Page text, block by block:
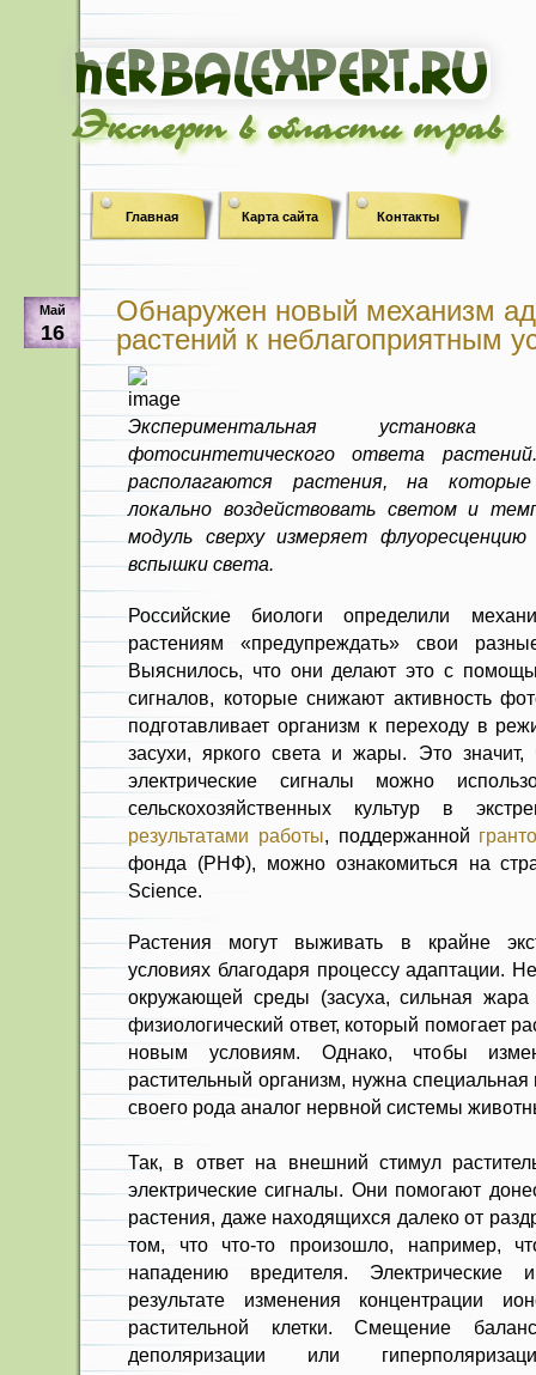
Эксперт в области трав
Главная Карта сайта Контакты
Май
16
Обнаружен новый механизм
растений к неблагоприятным
Экспериментальная установка
фотосинтетического ответа
располагаются растения, на
локально воздействовать светом и
модуль сверху измеряет
вспышки света.
Российские биологи определили
растениям «предупреждать» свои
Выяснилось, что они делают это с
сигналов, которые снижают активность
подготавливает организм к переходу в
засухи, яркого света и жары. Это значит,
электрические сигналы можно
сельскохозяйственных культур в
результатами работы, поддержанной
фонда (РНФ), можно ознакомиться на
Science.
Растения могут выживать в крайне
условиях благодаря процессу адаптации.
окружающей среды (засуха, сильная жара
физиологический ответ, который помогает
новым условиям. Однако, чтобы
растительный организм, нужна
своего рода аналог нервной системы
Так, в ответ на внешний стимул
электрические сигналы. Они помогают
растения, даже находящихся далеко от
том, что что-то произошло, например,
нападению вредителя. Электрические
результате изменения концентрации
растительной клетки. Смещение
деполяризации или